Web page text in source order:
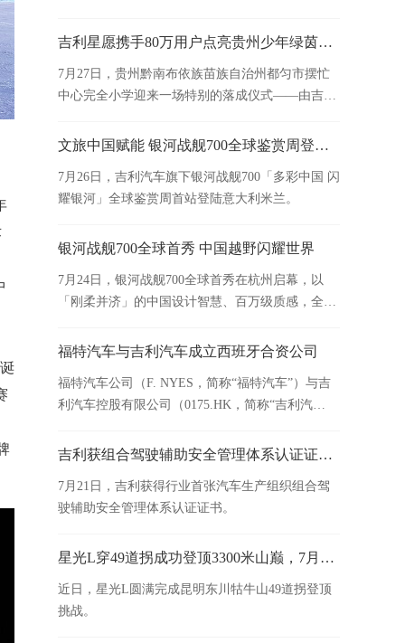
与升级服务也已同步上线。
吉利星愿携手80万用户点亮贵州少年绿茵梦！“我们的星愿”第二季圆满收官
7月27日，贵州黔南布依族苗族自治州都匀市摆忙
中心完全小学迎来一场特别的落成仪式——由吉利
的星愿”圆梦计划第二季圆满收官。
文旅中国赋能 银河战舰700全球鉴赏周登陆米兰
7月26日，吉利汽车旗下银河战舰700「多彩中国 闪
耀银河」全球鉴赏周首站登陆意大利米兰。
银河战舰700全球首秀 中国越野闪耀世界
7月24日，银河战舰700全球首秀在杭州启幕，以
「刚柔并济」的中国设计智慧、百万级质感，全面
度闪耀世界。
福特汽车与吉利汽车成立西班牙合资公司
福特汽车公司（F. NYES，简称“福特汽车”）与吉
利汽车控股有限公司（0175.HK，简称“吉利汽
立合资公司。
吉利获组合驾驶辅助安全管理体系认证证书，辅助驾驶安全保障能力获国家级权威机构认可
7月21日，吉利获得行业首张汽车生产组织组合驾
驶辅助安全管理体系认证证书。
星光L穿49道拐成功登顶3300米山巅，7月16日晚8点正式上市
近日，星光L圆满完成昆明东川牯牛山49道拐登顶
挑战。